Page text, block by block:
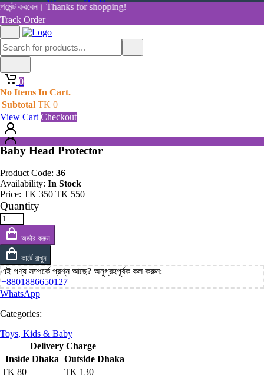
করবেন। Thanks for shopping!
Track Order
0
No Items In Cart.
Subtotal TK 0
View Cart Checkout
Women's Health
View All Categories
Shop By Category
Home
0
No Items In Cart.
Subtotal TK0
View Cart
Baby Head Protector
Baby Head Protector
Product Code: 36
Availability: In Stock
Price: TK 350 TK 550
Quantity
অর্ডার করুন
কার্টে রাখুন
এই পণ্য সম্পর্কে প্রশ্ন আছে? অনুগ্রহপূর্বক কল করুন:
+8801886650127
WhatsApp
Categories:
Toys, Kids & Baby
Delivery Charge
Inside Dhaka Outside Dhaka
TK 80 TK 130